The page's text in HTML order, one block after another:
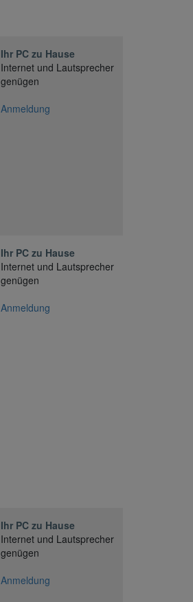
Ihr PC zu Hause
Internet und Lautsprecher
genügen
Anmeldung
Ihr PC zu Hause
Internet und Lautsprecher
genügen
Anmeldung
Ihr PC zu Hause
Internet und Lautsprecher
genügen
Anmeldung